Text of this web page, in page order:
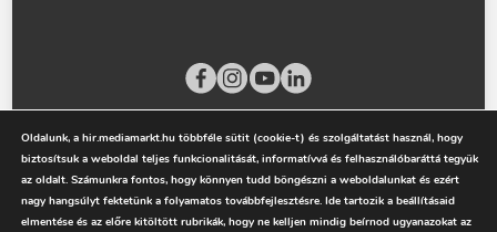
Oldalunk, a hir.mediamarkt.hu többféle sütit (cookie-t) és szolgáltatást használ, hogy
biztosítsuk a weboldal teljes funkcionalitását, informatívvá és felhasználóbaráttá tegyük
az oldalt. Számunkra fontos, hogy könnyen tudd böngészni a weboldalunkat és ezért
nagy hangsúlyt fektetünk a folyamatos továbbfejlesztésre. Ide tartozik a beállításaid
elmentése és az előre kitöltött rubrikák, hogy ne kelljen mindig beírnod ugyanazokat az